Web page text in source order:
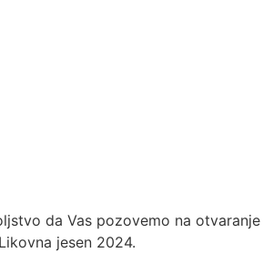
da Vas pozovemo na otvaranje
jesen 2024.